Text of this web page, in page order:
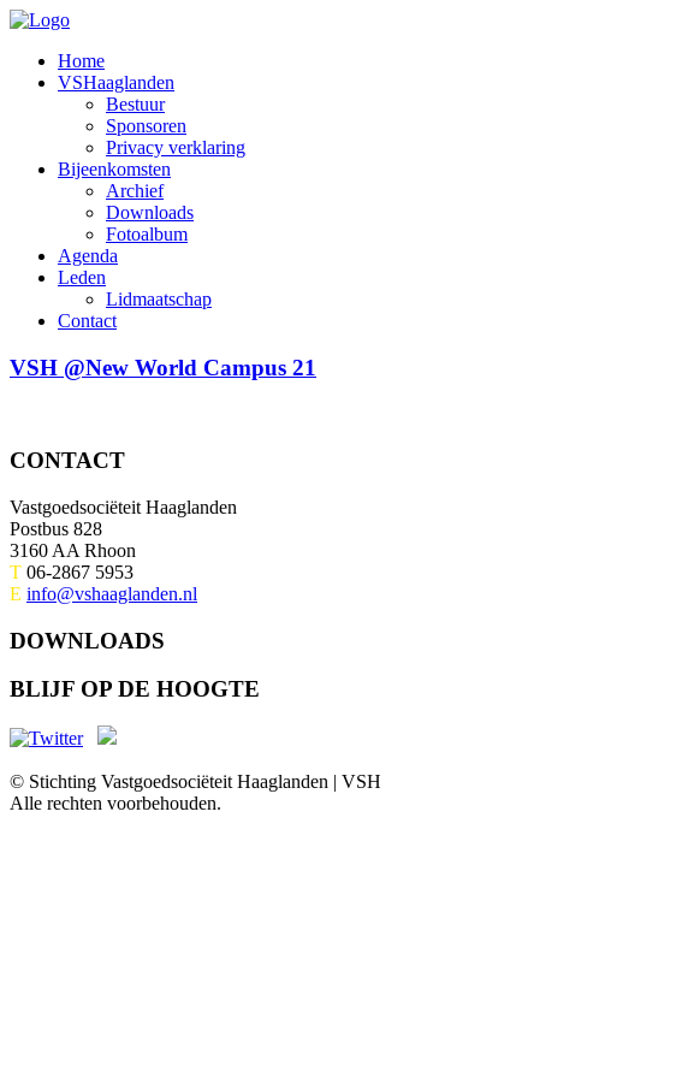
Home
VSHaaglanden
Bestuur
Sponsoren
Privacy verklaring
Bijeenkomsten
Archief
Downloads
Fotoalbum
Agenda
Leden
Lidmaatschap
Contact
VSH @New World Campus 21
CONTACT
Vastgoedsociëteit Haaglanden
Postbus 828
3160 AA Rhoon
T 06-2867 5953
E info@vshaaglanden.nl
DOWNLOADS
BLIJF OP DE HOOGTE
© Stichting Vastgoedsociëteit Haaglanden | VSH
Alle rechten voorbehouden.